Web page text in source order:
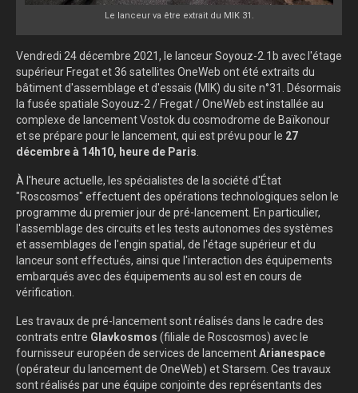
Le lanceur va être extrait du MIK 31.
Vendredi 24 décembre 2021, le lanceur Soyouz-2.1b avec l'étage
supérieur Fregat et 36 satellites OneWeb ont été extraits du
bâtiment d'assemblage et d'essais (MIK) du site n°31. Désormais
la fusée spatiale Soyouz-2 / Fregat / OneWeb est installée au
complexe de lancement Vostok du cosmodrome de Baïkonour
et se prépare pour le lancement, qui est prévu pour le 27
décembre à 14h10, heure de Paris
À l'heure actuelle, les spécialistes de la société d'État
"Roscosmos" effectuent des opérations technologiques selon le
programme du premier jour de pré-lancement. En particulier,
l'assemblage des circuits et les tests autonomes des systèmes
et assemblages de l'engin spatial, de l'étage supérieur et du
lanceur sont effectués, ainsi que l'interaction des équipements
embarqués avec des équipements au sol est en cours de
vérification.
Les travaux de pré-lancement sont réalisés dans le cadre des
contrats entre Glavkosmos (filiale de Roscosmos) avec le
fournisseur européen de services de lancementArianespace
(opérateur du lancement de OneWeb) et Starsem. Ces travaux
sont réalisés par une équipe conjointe des représentants des